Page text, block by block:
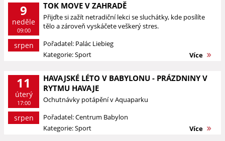
9
neděle
09:00
srpen
TOK MOVE V ZAHRADĚ
Přijďte si zažít netradiční lekci se sluchátky, kde posílíte
tělo a zároveň vyskáčete veškerý stres.
Pořadatel: Palác Liebieg
Kategorie: Sport
Více
11
úterý
17:00
srpen
HAVAJSKÉ LÉTO V BABYLONU - PRÁZDNINY V
RYTMU HAVAJE
Ochutnávky potápění v Aquaparku
Pořadatel: Centrum Babylon
Kategorie: Sport
Více